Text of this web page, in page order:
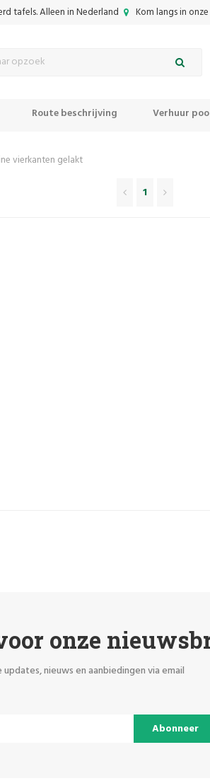
tafels. Alleen in Nederland Kom langs in
Route beschrijving Verhuur
vierkanten gelakt
1
onze
nieuws en aanbiedingen via email
Abonneer